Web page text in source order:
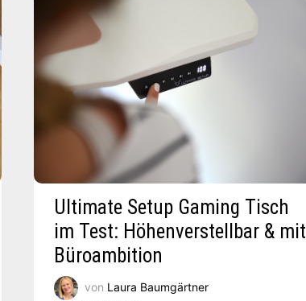
Ultimate Setup Gaming Tisch
im Test: Höhenverstellbar & mit
Büroambition
von Laura Baumgärtner